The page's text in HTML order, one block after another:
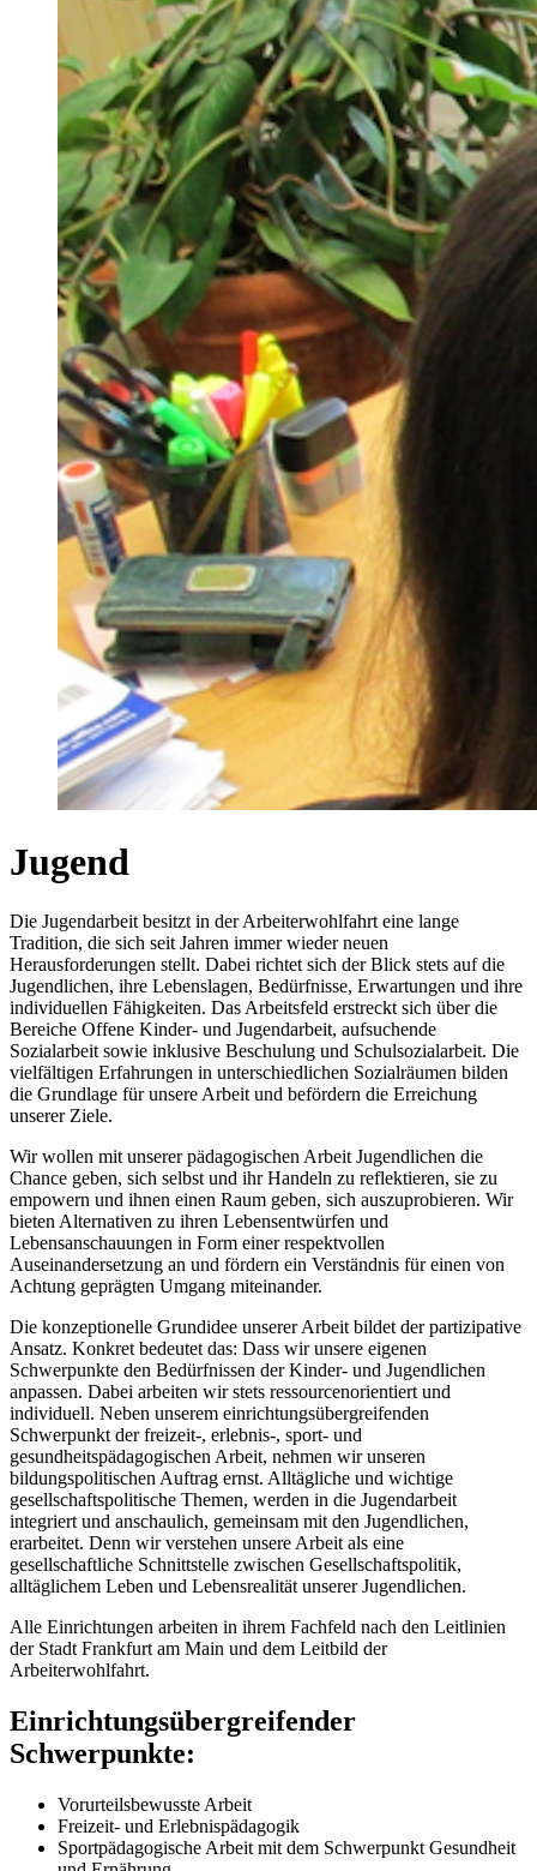
Jugend
Die Jugendarbeit besitzt in der Arbeiterwohlfahrt eine lange
Tradition, die sich seit Jahren immer wieder neuen
Herausforderungen stellt. Dabei richtet sich der Blick stets auf die
Jugendlichen, ihre Lebenslagen, Bedürfnisse, Erwartungen und ihre
individuellen Fähigkeiten. Das Arbeitsfeld erstreckt sich über die
Bereiche Offene Kinder- und Jugendarbeit, aufsuchende
Sozialarbeit sowie inklusive Beschulung und Schulsozialarbeit. Die
vielfältigen Erfahrungen in unterschiedlichen Sozialräumen bilden
die Grundlage für unsere Arbeit und befördern die Erreichung
unserer Ziele.
Wir wollen mit unserer pädagogischen Arbeit Jugendlichen die
Chance geben, sich selbst und ihr Handeln zu reflektieren, sie zu
empowern und ihnen einen Raum geben, sich auszuprobieren. Wir
bieten Alternativen zu ihren Lebensentwürfen und
Lebensanschauungen in Form einer respektvollen
Auseinandersetzung an und fördern ein Verständnis für einen von
Achtung geprägten Umgang miteinander.
Die konzeptionelle Grundidee unserer Arbeit bildet der partizipative
Ansatz. Konkret bedeutet das: Dass wir unsere eigenen
Schwerpunkte den Bedürfnissen der Kinder- und Jugendlichen
anpassen. Dabei arbeiten wir stets ressourcenorientiert und
individuell. Neben unserem einrichtungsübergreifenden
Schwerpunkt der freizeit-, erlebnis-, sport- und
gesundheitspädagogischen Arbeit, nehmen wir unseren
bildungspolitischen Auftrag ernst. Alltägliche und wichtige
gesellschaftspolitische Themen, werden in die Jugendarbeit
integriert und anschaulich, gemeinsam mit den Jugendlichen,
erarbeitet. Denn wir verstehen unsere Arbeit als eine
gesellschaftliche Schnittstelle zwischen Gesellschaftspolitik,
alltäglichem Leben und Lebensrealität unserer Jugendlichen.
Alle Einrichtungen arbeiten in ihrem Fachfeld nach den Leitlinien
der Stadt Frankfurt am Main und dem Leitbild der
Arbeiterwohlfahrt.
Einrichtungsübergreifender
Schwerpunkte:
Vorurteilsbewusste Arbeit
Freizeit- und Erlebnispädagogik
Sportpädagogische Arbeit mit dem Schwerpunkt Gesundheit